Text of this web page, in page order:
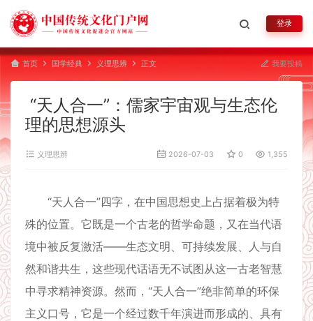
登录
首页 国学经典 义理思辨 正文 我要投稿
“天人合一”：儒家宇宙观与生态伦
理的思想源头
义理思辨 2026-07-03 0 1,355
“天人合一”四字，在中国思想史上占据着极为特
殊的位置。它既是一个古老的哲学命题，又在当代语
境中被反复激活——生态文明、可持续发展、人与自
然和谐共生，这些现代话语无不试图从这一古老智慧
中寻求精神资源。然而，“天人合一”绝非简单的环保
主义口号，它是一个经过数千年演进而形成的、具有